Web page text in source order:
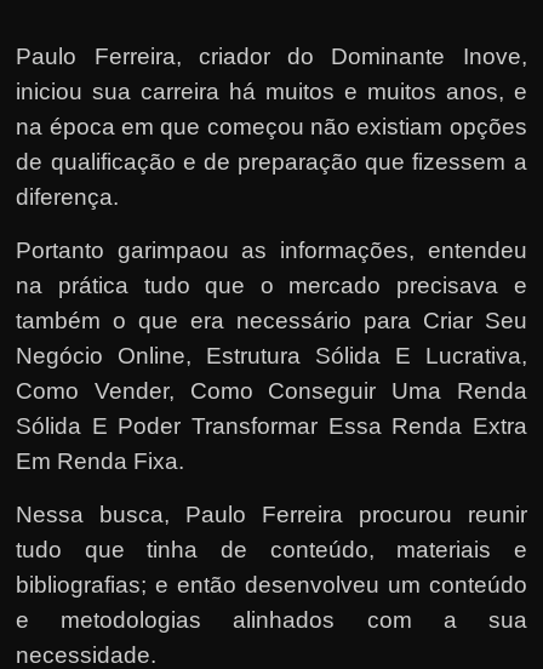
Paulo Ferreira, criador do Dominante Inove,
iniciou sua carreira há muitos e muitos anos, e
na época em que começou não existiam opções
de qualificação e de preparação que fizessem a
diferença.
Portanto garimpaou as informações, entendeu
na prática tudo que o mercado precisava e
também o que era necessário para Criar Seu
Negócio Online, Estrutura Sólida E Lucrativa,
Como Vender, Como Conseguir Uma Renda
Sólida E Poder Transformar Essa Renda Extra
Em Renda Fixa.
Nessa busca, Paulo Ferreira procurou reunir
tudo que tinha de conteúdo, materiais e
bibliografias; e então desenvolveu um conteúdo
e metodologias alinhados com a sua
necessidade.